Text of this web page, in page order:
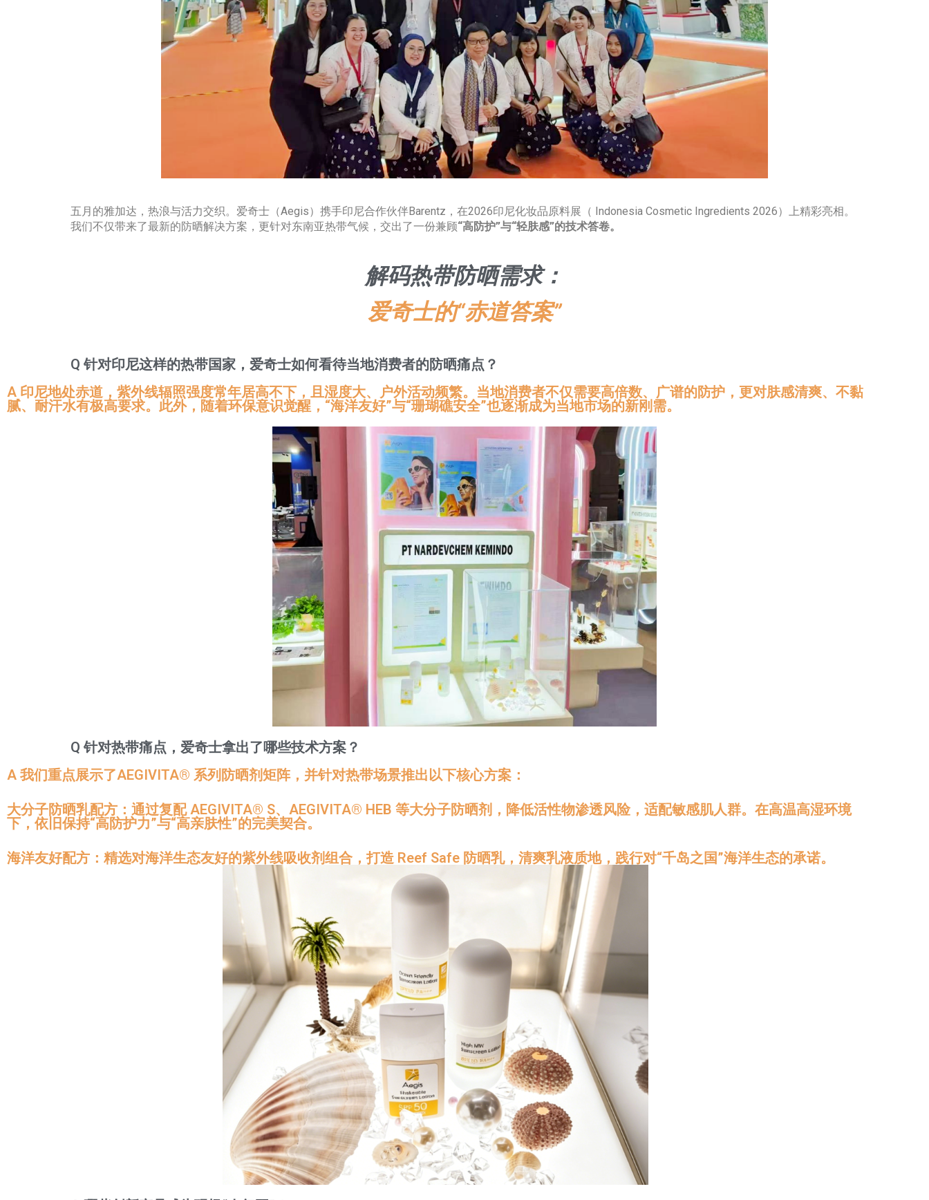
五月的雅加达，热浪与活力交织。爱奇士（Aegis）携手印尼合作伙伴Barentz，在2026印尼化妆品原料展（ Indonesia Cosmetic Ingredients 2026）上精彩亮相。
我们不仅带来了最新的防晒解决方案，更针对东南亚热带气候，交出了一份兼顾“高防护”与“轻肤感”的技术答卷。
解码热带防晒需求：
爱奇士的“赤道答案”
Q 针对印尼这样的热带国家，爱奇士如何看待当地消费者的防晒痛点？
A 印尼地处赤道，紫外线辐照强度常年居高不下，且湿度大、户外活动频繁。当地消费者不仅需要高倍数、广谱的防护，更对肤感清爽、不黏
腻、耐汗水有极高要求。此外，随着环保意识觉醒，“海洋友好”与“珊瑚礁安全”也逐渐成为当地市场的新刚需。
Q 针对热带痛点，爱奇士拿出了哪些技术方案？
A 我们重点展示了AEGIVITA® 系列防晒剂矩阵，并针对热带场景推出以下核心方案：
大分子防晒乳配方：通过复配 AEGIVITA® S、AEGIVITA® HEB 等大分子防晒剂，降低活性物渗透风险，适配敏感肌人群。在高温高湿环境
下，依旧保持“高防护力”与“高亲肤性”的完美契合。
海洋友好配方：精选对海洋生态友好的紫外线吸收剂组合，打造 Reef Safe 防晒乳，清爽乳液质地，践行对“千岛之国”海洋生态的承诺。